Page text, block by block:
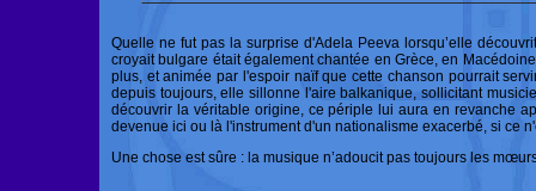
Quelle ne fut pas la surprise d'Adela Peeva lorsqu’elle
croyait bulgare était également chantée en Grèce, en
plus, et animée par l'espoir naïf que cette chanson pourrait
depuis toujours, elle sillonne l'aire balkanique, sollicitant
découvrir la véritable origine, ce périple lui aura en revanche
devenue ici ou là l'instrument d'un nationalisme exacerbé, si ce
Une chose est sûre : la musique n’adoucit pas toujours les